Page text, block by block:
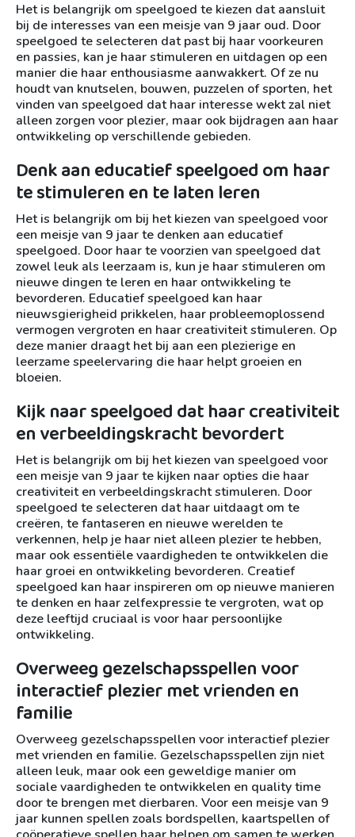
Het is belangrijk om speelgoed te kiezen dat aansluit
bij de interesses van een meisje van 9 jaar oud. Door
speelgoed te selecteren dat past bij haar voorkeuren
en passies, kan je haar stimuleren en uitdagen op een
manier die haar enthousiasme aanwakkert. Of ze nu
houdt van knutselen, bouwen, puzzelen of sporten, het
vinden van speelgoed dat haar interesse wekt zal niet
alleen zorgen voor plezier, maar ook bijdragen aan haar
ontwikkeling op verschillende gebieden.
Denk aan educatief speelgoed om haar
te stimuleren en te laten leren
Het is belangrijk om bij het kiezen van speelgoed voor
een meisje van 9 jaar te denken aan educatief
speelgoed. Door haar te voorzien van speelgoed dat
zowel leuk als leerzaam is, kun je haar stimuleren om
nieuwe dingen te leren en haar ontwikkeling te
bevorderen. Educatief speelgoed kan haar
nieuwsgierigheid prikkelen, haar probleemoplossend
vermogen vergroten en haar creativiteit stimuleren. Op
deze manier draagt het bij aan een plezierige en
leerzame speelervaring die haar helpt groeien en
bloeien.
Kijk naar speelgoed dat haar creativiteit
en verbeeldingskracht bevordert
Het is belangrijk om bij het kiezen van speelgoed voor
een meisje van 9 jaar te kijken naar opties die haar
creativiteit en verbeeldingskracht stimuleren. Door
speelgoed te selecteren dat haar uitdaagt om te
creëren, te fantaseren en nieuwe werelden te
verkennen, help je haar niet alleen plezier te hebben,
maar ook essentiële vaardigheden te ontwikkelen die
haar groei en ontwikkeling bevorderen. Creatief
speelgoed kan haar inspireren om op nieuwe manieren
te denken en haar zelfexpressie te vergroten, wat op
deze leeftijd cruciaal is voor haar persoonlijke
ontwikkeling.
Overweeg gezelschapsspellen voor
interactief plezier met vrienden en
familie
Overweeg gezelschapsspellen voor interactief plezier
met vrienden en familie. Gezelschapsspellen zijn niet
alleen leuk, maar ook een geweldige manier om
sociale vaardigheden te ontwikkelen en quality time
door te brengen met dierbaren. Voor een meisje van 9
jaar kunnen spellen zoals bordspellen, kaartspellen of